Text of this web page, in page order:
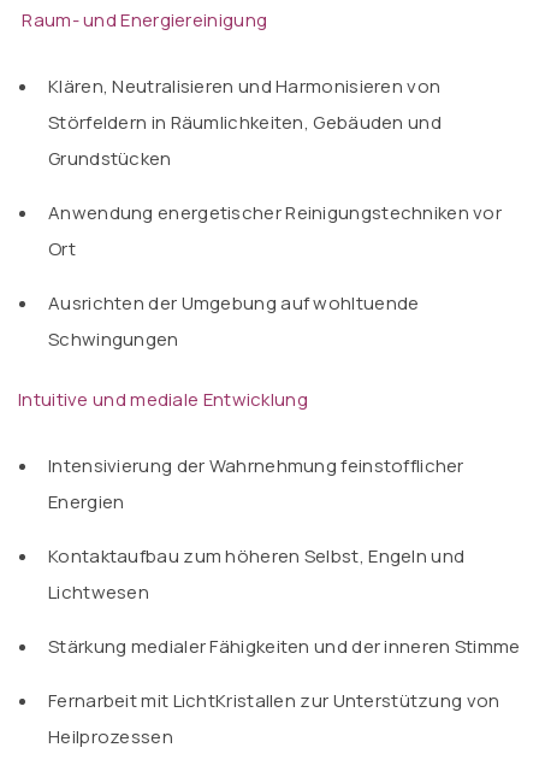
Raum- und Energiereinigung
Klären, Neutralisieren und Harmonisieren von
Störfeldern in Räumlichkeiten, Gebäuden und
Grundstücken
Anwendung energetischer Reinigungstechniken vor
Ort
Ausrichten der Umgebung auf wohltuende
Schwingungen
Intuitive und mediale Entwicklung
Intensivierung der Wahrnehmung feinstofflicher
Energien
Kontaktaufbau zum höheren Selbst, Engeln und
Lichtwesen
Stärkung medialer Fähigkeiten und der inneren Stimme
Fernarbeit mit LichtKristallen zur Unterstützung von
Heilprozessen